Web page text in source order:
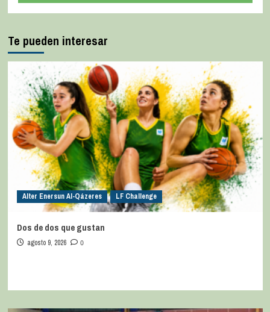
Te pueden interesar
Alter Enersun Al-Qázeres LF Challenge
Dos de dos que gustan
agosto 9, 2026 0